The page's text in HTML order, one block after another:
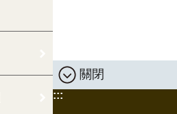
關閉
:::